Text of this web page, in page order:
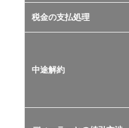
カー
リー
カー
ング
税金の支払処理
中途解約